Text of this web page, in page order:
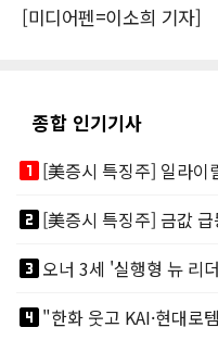
[미디어펜=이소희 기자]
종합 인기기사
looks_one
looks_two
looks_3오너 3세 '실행형 뉴 리
looks_4"한화 웃고 KAI·현대